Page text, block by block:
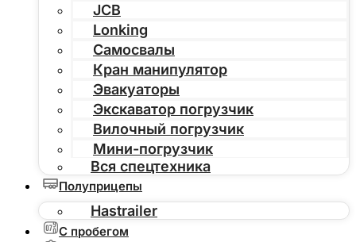
JCB
Lonking
Самосвалы
Кран манипулятор
Эвакуаторы
Экскаватор погрузчик
Вилочный погрузчик
Мини-погрузчик
Вся спецтехника
Полуприцепы
Hastrailer
С пробегом